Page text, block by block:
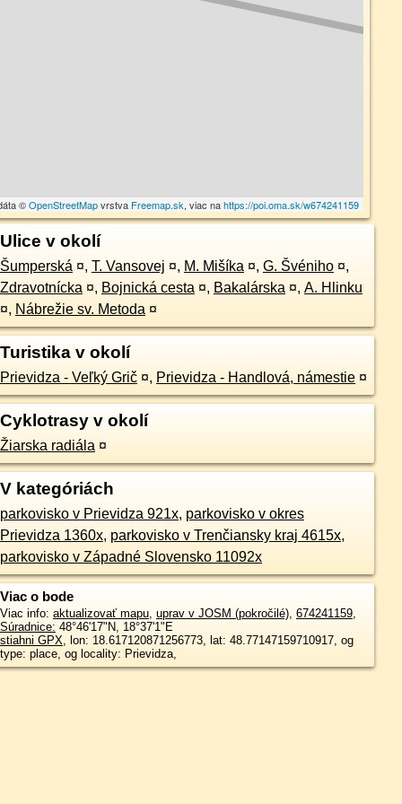
©OpenStreetMapvrstva Freemap.sk, viac nahttps://poi.oma.sk/w674241159
Ulice v okolí
Šumperská ¤, T. Vansovej ¤, M. Mišíka ¤, G. Švéniho ¤,
Zdravotnícka ¤, Bojnická cesta ¤, Bakalárska ¤, A. Hlinku
¤, Nábrežie sv. Metoda ¤
Turistika v okolí
Prievidza - Veľký Grič ¤, Prievidza - Handlová, námestie ¤
Cyklotrasy v okolí
Žiarska radiála ¤
V kategóriách
parkovisko v Prievidza 921x, parkovisko v okres
Prievidza 1360x, parkovisko v Trenčiansky kraj 4615x,
parkovisko v Západné Slovensko 11092x
Viac o bode
Viac info: aktualizovať mapu, uprav v JOSM (pokročilé), 674241159,
Súradnice: 48°46'17"N, 18°37'1"E
stiahni GPX, lon: 18.617120871256773, lat: 48.77147159710917, og
type: place, og locality: Prievidza,